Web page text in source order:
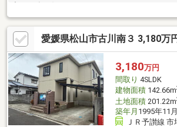
記.H11年頃)
愛媛県松山市古川南３ 3,180万
3,180万円
間取り 4SLDK
建物面積142.66m
土地面積201.22m
築年月 1995年11
ＪＲ予讃線